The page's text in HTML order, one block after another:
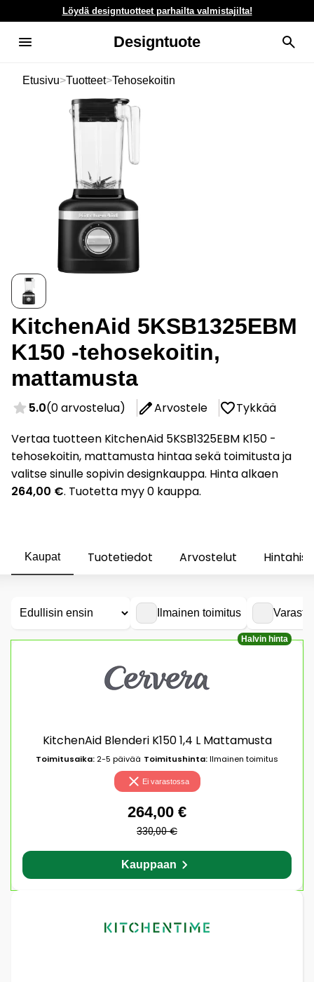
Löydä designtuotteet parhailta valmistajilta!
Designtuote
Etusivu>Tuotteet>Tehosekoitin
KitchenAid 5KSB1325EBM
K150 -tehosekoitin,
mattamusta
5.0(0 arvostelua) Arvostele
Tykkää
Vertaa tuotteen KitchenAid 5KSB1325EBM K150 -
tehosekoitin, mattamusta hintaa sekä toimitusta ja
valitse sinulle sopivin designkauppa. Hinta alkaen
264,00 €. Tuotetta myy 0 kauppa.
Kaupat Tuotetiedot Arvostelut
Ilmainen toimitus
Halvin hinta
KitchenAid Blenderi K150 1,4 L Mattamusta
Toimitusaika: 2-5 päivää Toimitushinta:Ilmainen toimitus
Ei varastossa
264,00 €
330,00 €
Kauppaan